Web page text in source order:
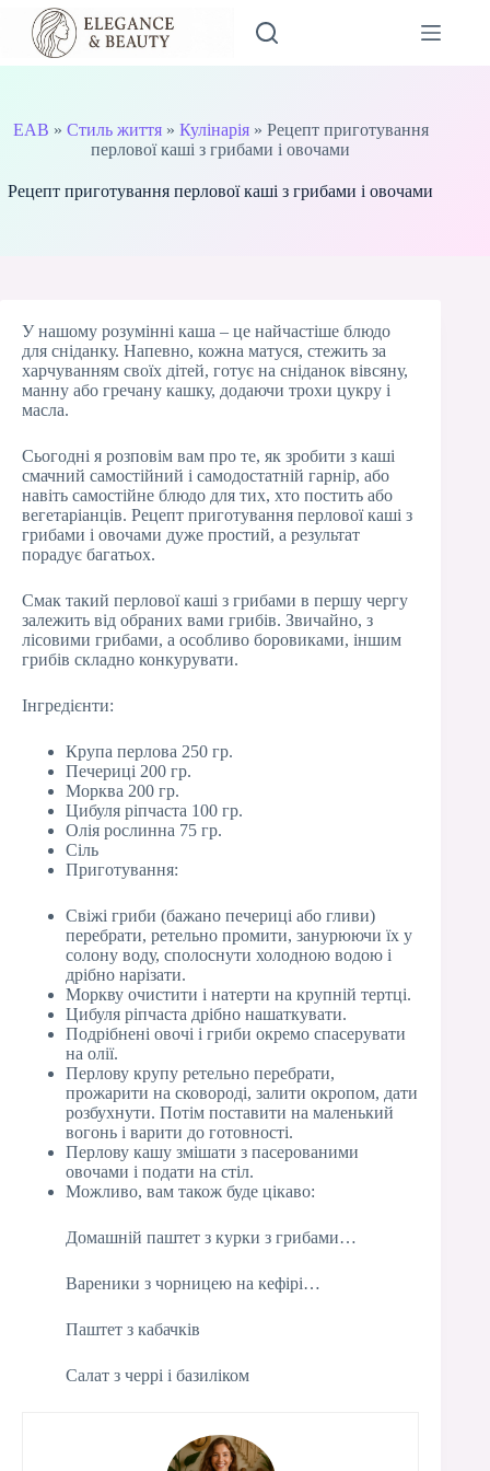
Перейти
вмісту
EAB » Стиль життя» Кулінарія» Рецепт приготування
перлової каші з грибами і овочами
Рецепт приготування перлової каші з грибами і овочами
У нашому розумінні каша – це найчастіше блюдо
для сніданку. Напевно, кожна матуся, стежить за
харчуванням своїх дітей, готує на сніданок вівсяну,
манну або гречану кашку, додаючи трохи цукру і
масла.
Сьогодні я розповім вам про те, як зробити з каші
смачний самостійний і самодостатній гарнір, або
навіть самостійне блюдо для тих, хто постить або
вегетаріанців. Рецепт приготування перлової каші з
грибами і овочами дуже простий, а результат
порадує багатьох.
Смак такий перлової каші з грибами в першу чергу
залежить від обраних вами грибів. Звичайно, з
лісовими грибами, а особливо боровиками, іншим
грибів складно конкурувати.
Інгредієнти:
Крупа перлова 250 гр.
Печериці 200 гр.
Морква 200 гр.
Цибуля ріпчаста 100 гр.
Олія рослинна 75 гр.
Сіль
Приготування:
Свіжі гриби (бажано печериці або гливи)
перебрати, ретельно промити, занурюючи їх у
солону воду, сполоснути холодною водою і
дрібно нарізати.
Моркву очистити і натерти на крупній тертці.
Цибуля ріпчаста дрібно нашаткувати.
Подрібнені овочі і гриби окремо спасерувати
на олії.
Перлову крупу ретельно перебрати,
прожарити на сковороді, залити окропом, дати
розбухнути. Потім поставити на маленький
вогонь і варити до готовності.
Перлову кашу змішати з пасерованими
овочами і подати на стіл.
Можливо, вам також буде цікаво:
Домашній паштет з курки з грибами…
Вареники з чорницею на кефірі…
Паштет з кабачків
Салат з черрі і базиліком